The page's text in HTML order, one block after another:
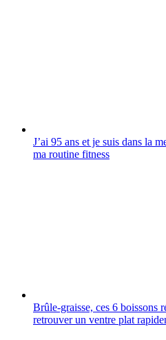
J’ai 95 ans et je suis dans la
ma routine fitness
Brûle-graisse, ces 6 boissons
retrouver un ventre plat